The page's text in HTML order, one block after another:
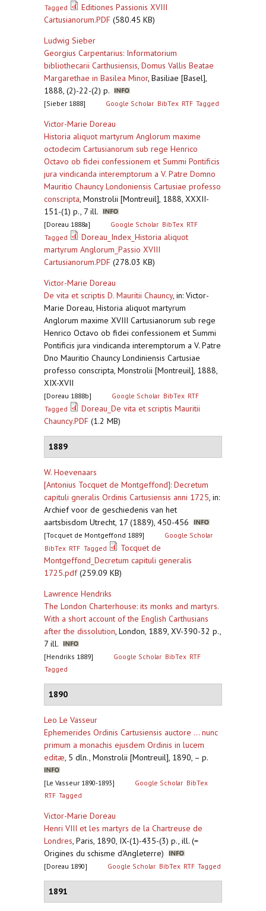
Tagged
Editiones Passionis XVIII
Cartusianorum.PDF (580.45 KB)
Ludwig Sieber
Georgius Carpentarius: Informatorium
bibliothecarii Carthusiensis, Domus Vallis Beatae
Margarethae in Basilea Minor, Basiliae [Basel],
1888, (2)-22-(2) p.
[Sieber 1888] Google Scholar BibTex RTF Tagged
Victor-Marie Doreau
Historia aliquot martyrum Anglorum maxime
octodecim Cartusianorum sub rege Henrico
Octavo ob fidei confessionem et Summi Pontificis
jura vindicanda interemptorum a V. Patre Domno
Mauritio Chauncy Londoniensis Cartusiae professo
conscripta, Monstrolii [Montreuil], 1888, XXXII-
151-(1) p., 7 ill.
[Doreau 1888a] Google Scholar BibTex RTF
Tagged
Doreau_Index_Historia aliquot
martyrum Anglorum_Passio XVIII
Cartusianorum.PDF (278.03 KB)
Victor-Marie Doreau
De vita et scriptis D. Mauritii Chauncy, in: Victor-
Marie Doreau, Historia aliquot martyrum
Anglorum maxime XVIII Cartusianorum sub rege
Henrico Octavo ob fidei confessionem et Summi
Pontificis jura vindicanda interemptorum a V. Patre
Dno Mauritio Chauncy Londiniensis Cartusiae
professo conscripta, Monstrolii [Montreuil], 1888,
XIX-XVII
[Doreau 1888b] Google Scholar BibTex RTF
Tagged
Doreau_De vita et scriptis Mauritii
Chauncy.PDF (1.2 MB)
1889
W. Hoevenaars
[Antonius Tocquet de Montgeffond]: Decretum
capituli gneralis Ordinis Cartusiensis anni 1725, in:
Archief voor de geschiedenis van het
aartsbisdom Utrecht, 17 (1889), 450-456
[Tocquet de Montgeffond 1889]
Google Scholar
BibTex RTF Tagged
Tocquet de
Montgeffond_Decretum capituli generalis
1725.pdf(259.09 KB)
Lawrence Hendriks
The London Charterhouse: its monks and martyrs.
With a short account of the English Carthusians
after the dissolution, London, 1889, XV-390-32 p.,
7 ill.
[Hendriks 1889] Google Scholar BibTex RTF
Tagged
1890
Leo Le Vasseur
Ephemerides Ordinis Cartusiensis auctore ... nunc
primum a monachis ejusdem Ordinis in lucem
editæ, 5 dln., Monstrolii [Montreuil], 1890, – p.
[Le Vasseur 1890-1893] Google Scholar BibTex
RTF Tagged
Victor-Marie Doreau
Henri VIII et les martyrs de la Chartreuse de
Londres, Paris, 1890, IX-(1)-435-(3) p., ill. (=
Origines du schisme d'Angleterre)
[Doreau 1890] Google Scholar BibTex RTF Tagged
1891